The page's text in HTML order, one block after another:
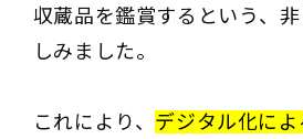
収蔵品を鑑賞するという、
しみました。
これにより、 デジタル化に